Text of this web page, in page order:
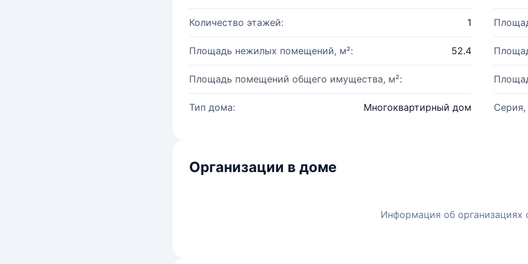
Количество этажей: 1
Площадь нежилых помещений, м²: 52.4
Площадь помещений общего имущества, м²:
Тип дома: Многоквартирный дом Серия,
Организации в доме
Информация об организациях